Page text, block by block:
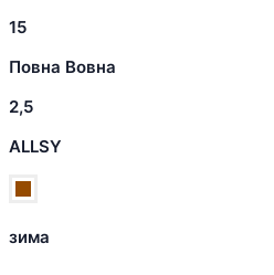
15
Повна Вовна
2,5
ALLSY
зима